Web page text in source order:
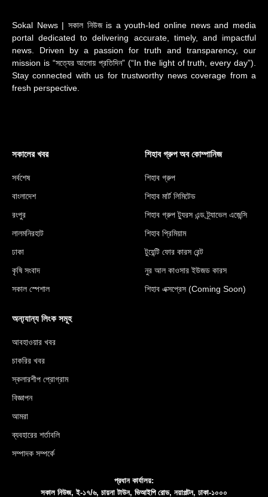
Sokal News | সকাল নিউজ is a youth-led online news and media
portal dedicated to delivering accurate, timely, and impactful
news. Driven by a passion for truth and transparency, our
mission is “সত্যের আলোয় প্রতিদিন” (“In the light of truth, every day”).
Stay connected with us for trustworthy news coverage from a
fresh perspective.
সকালের খবর
সর্বশেষ
বাংলাদেশ
রংপুর
লালমনিরহাট
ঢাকা
কৃষি সংবাদ
সকাল স্পেশাল
শিহাব গ্রুপ অব কোম্পানিজ
শিহাব গ্রুপ
শিহাব মার্ট লিমিটেড
শিহাব গ্রুপ ট্যুরস এন্ড ট্র্যাভেল এজেন্সি
শিহাব প্রিমিয়াম
টুয়েন্টি ফোর কারস রেন্ট
নুর আল কাওসার ইউজড কারস
শিহাব এক্সপ্রেস (Coming Soon)
অন্য্যান্য লিংক সমূহ
আবহাওয়ার খবর
চাকরির খবর
স্কলারশীপ প্রোগ্রাম
বিজ্ঞাপন
আমরা
ব্যবহারের শর্তাবলি
সম্পাদক সম্পর্কে
প্রধান কার্যালয়:
সকাল নিউজ, ই-১৭/৬, চায়না টাউন, ভিআইপি রোড, নয়াপল্টন, ঢাকা-১০০০